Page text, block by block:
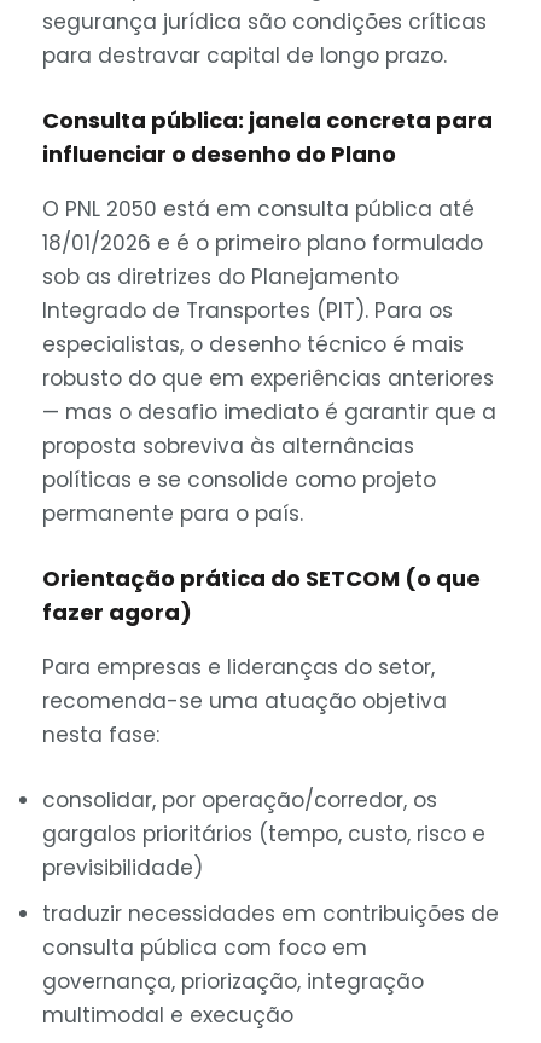
segurança jurídica são condições críticas
para destravar capital de longo prazo.
Consulta pública: janela concreta para
influenciar o desenho do Plano
O PNL 2050 está em consulta pública até
18/01/2026 e é o primeiro plano formulado
sob as diretrizes do Planejamento
Integrado de Transportes (PIT). Para os
especialistas, o desenho técnico é mais
robusto do que em experiências anteriores
— mas o desafio imediato é garantir que a
proposta sobreviva às alternâncias
políticas e se consolide como projeto
permanente para o país.
Orientação prática do SETCOM (o que
fazer agora)
Para empresas e lideranças do setor,
recomenda-se uma atuação objetiva
nesta fase:
consolidar, por operação/corredor, os
gargalos prioritários (tempo, custo, risco e
previsibilidade)
traduzir necessidades em contribuições de
consulta pública com foco em
governança, priorização, integração
multimodal e execução